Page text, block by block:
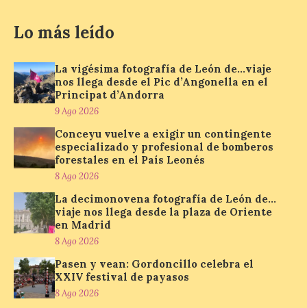
desde el Pic d’Angonella
9 Ago 2026
Nueva edición de León
organizado por la sección
juvenil de la Asociación
Enróllate, la Asociación
Conceyu País Llionés y el Diario de
Turismo, Ocio e Información para
jóvenes “Enredando.info”. Miguel Robles
nos envía la vigésima fotografía de […]
Concierto del Iberia
Marimba Ensemble en la
Plaza del Ayuntamiento de
Ponferrada
Lo más leído
La vigésima fotografía de León de…viaje
nos llega desde el Pic d’Angonella en el
Principat d’Andorra
9 Ago 2026
Conceyu vuelve a exigir un contingente
especializado y profesional de bomberos
forestales en el País Leonés
8 Ago 2026
La decimonovena fotografía de León de…
viaje nos llega desde la plaza de Oriente
en Madrid
8 Ago 2026
Pasen y vean: Gordoncillo celebra el
XXIV festival de payasos
8 Ago 2026